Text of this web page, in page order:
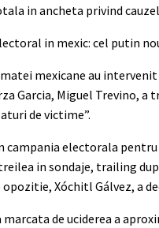
in ancheta privind
mexicane au
Garcia, Miguel Trevino,
de victime”.
electorala pentru
in sondaje, trailing
Xóchitl Gálvez, a
de uciderea a